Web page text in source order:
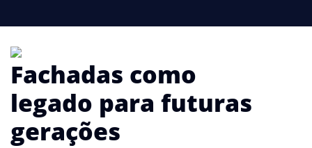
Fachadas como
legado para futuras
gerações